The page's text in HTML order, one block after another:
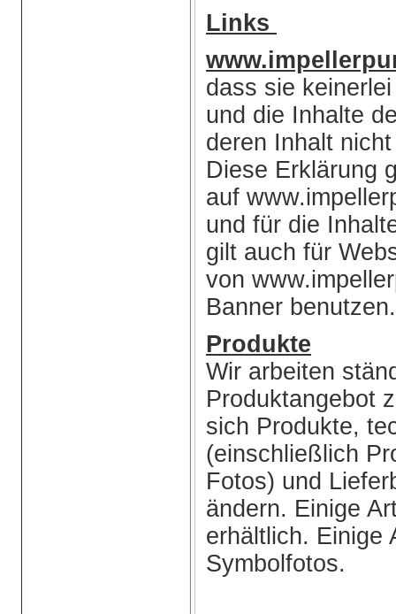
Links
dass sie
und die Inhalte
deren Inhalt
Diese Erklärung
auf
und für die
gilt auch für
von
Banner benutzen.
Produkte
Wir arbeiten
Produktangebot
sich Produkte,
(einschließlich
Fotos) und
ändern. Einige
erhältlich. Einige
Symbolfotos.